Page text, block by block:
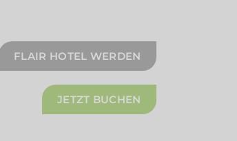
FLAIR HOTEL WERDEN
JETZT BUCHEN